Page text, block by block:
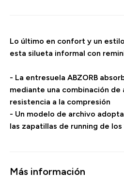
Lo último en confort y un
esta silueta informal con
- La entresuela ABZORB
mediante una combinación de
resistencia a la compresión
- Un modelo de archivo
las zapatillas de running de
Más información